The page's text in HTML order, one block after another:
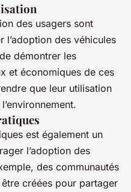
des usagers sont
l’adoption des véhicules
démontrer les
et économiques de ces
que leur utilisation
est également un
l’adoption des
des communautés
créées pour partager